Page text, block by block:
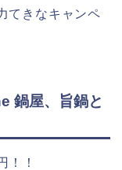
てきなキャンペ
鍋屋、旨鍋と
！！